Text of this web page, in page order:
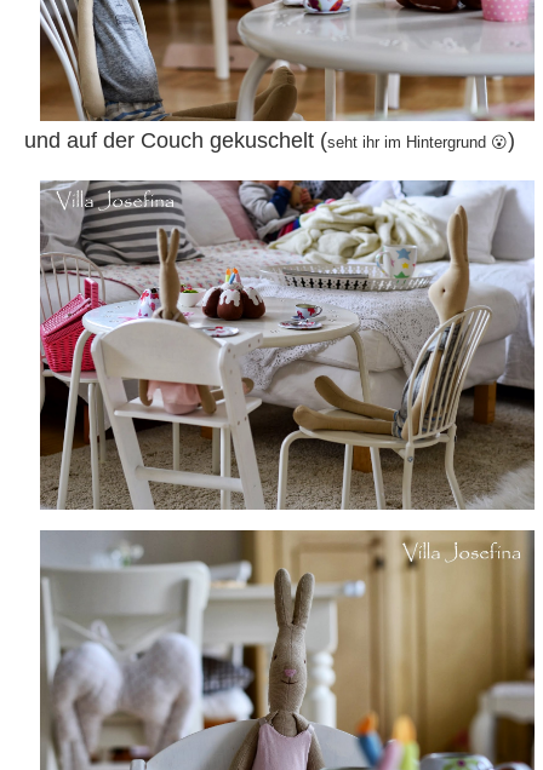
und auf der Couch gekuschelt (seht ihr im Hintergrund 😮)